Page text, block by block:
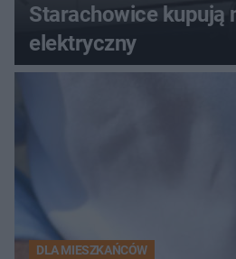
Starachowice kupują
elektryczny
DLA MIESZKAŃCÓW